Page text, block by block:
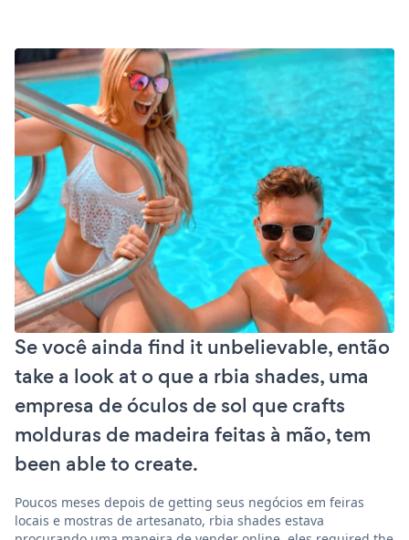
Se você ainda find it unbelievable, então
take a look at o que a rbia shades, uma
empresa de óculos de sol que crafts
molduras de madeira feitas à mão, tem
been able to create.
Poucos meses depois de getting seus negócios em feiras
locais e mostras de artesanato, rbia shades estava